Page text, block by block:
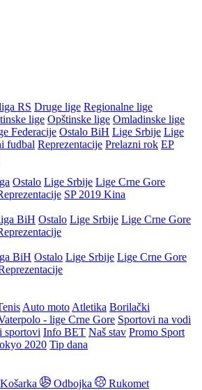
RS Druge lige Regionalne lige
lige Opštinske lige Omladinske lige
Federacije Ostalo BiH Lige Srbije Lige
fudbal Reprezentacije Prelazni rok EP
Ostalo Lige Srbije Lige Crne Gore
SP 2019 Kina
BiH Ostalo Lige Srbije Lige Crne Gore
BiH Ostalo Lige Srbije Lige Crne Gore
Auto moto Atletika Borilački
- lige Crne Gore Sportovi na vodi
sportovi Info BET Naš stav Promo Sport
2020 Tip dana
Košarka Odbojka
Rukomet